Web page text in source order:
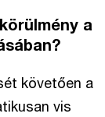
a
követően a
vis